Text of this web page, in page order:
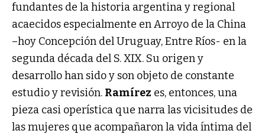
fundantes de la historia argentina y regional
acaecidos especialmente en Arroyo de la China
–hoy Concepción del Uruguay, Entre Ríos- en la
segunda década del S. XIX. Su origen y
desarrollo han sido y son objeto de constante
estudio y revisión. Ramírez es, entonces, una
pieza casi operística que narra las vicisitudes de
las mujeres que acompañaron la vida íntima del